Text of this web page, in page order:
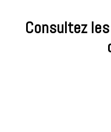
Consultez